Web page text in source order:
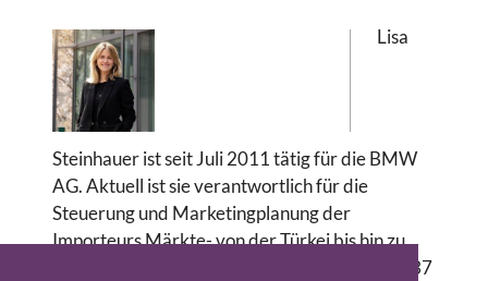
Lisa
Steinhauer ist seit Juli 2011 tätig für die BMW
AG. Aktuell ist sie verantwortlich für die
Steuerung und Marketingplanung der
Importeurs Märkte- von der Türkei bis hin zu
Marokko oder La Réunion. In der Region sind 37